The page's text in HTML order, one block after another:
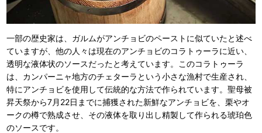
一部の歴史家は、ガルムがアンチョビのペーストに似ていたと述べ
ていますが、他の人々は現在のアンチョビのコラトゥーラに近い、
透明な液体状のソースだったと考えています。このコラトゥーラ
は、カンパーニャ地方のチェターラという小さな漁村で生産され、
特にアンチョビを使用して伝統的な方法で作られています。聖母被
昇天祭から7月22日までに捕獲された新鮮なアンチョビを、栗やオ
ークの樽で熟成させ、その液体を取り出し精製して作られる琥珀色
のソースです。